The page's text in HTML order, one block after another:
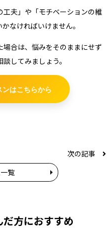
夫」や「モチベーションの維
なければいけません。
合は、悩みをそのままにせず
してみましょう。
はこちらから
次の記事
覧
方におすすめ